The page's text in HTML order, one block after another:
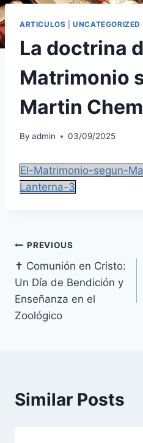
ARTICULOS |UNCATEGORIZED
La doctrina
Matrimonio
Martin
By admin 03/09/2025
El-Matrimonio-segun-
Lanterna-3
Navegación
de
entradas
PREVIOUS
✝️ Comunión en Cristo:
Un Día de Bendición y
Enseñanza en el
Zoológico
Similar Posts